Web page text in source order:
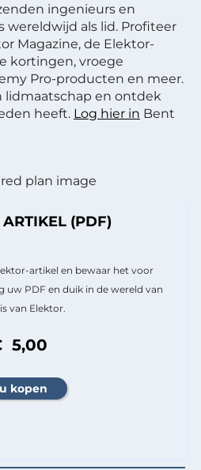
ingenieurs en
wereldwijd als lid. Profiteer
Magazine, de Elektor-
kortingen, vroege
Pro-producten en meer.
lidmaatschap en ontdek
heeft. Log hier in Bent
(PDF)
artikel en bewaar het voor
uw PDF en duik in de wereld van
van Elektor.
5,00